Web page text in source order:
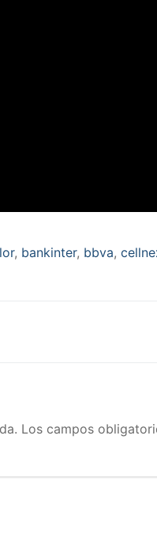
, bankinter, bbva,
Los campos